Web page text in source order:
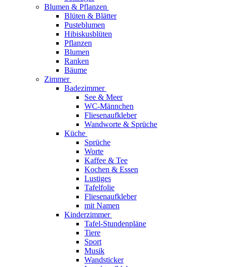
Blumen & Pflanzen
Blüten & Blätter
Pusteblumen
Hibiskusblüten
Pflanzen
Blumen
Ranken
Bäume
Zimmer
Badezimmer
See & Meer
WC-Männchen
Fliesenaufkleber
Wandworte & Sprüche
Küche
Sprüche
Worte
Kaffee & Tee
Kochen & Essen
Lustiges
Tafelfolie
Fliesenaufkleber
mit Namen
Kinderzimmer
Tafel-Stundenpläne
Tiere
Sport
Musik
Wandsticker